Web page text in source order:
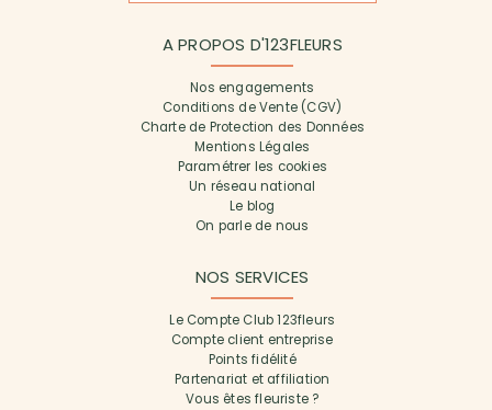
A PROPOS D'123FLEURS
Nos engagements
Conditions de Vente (CGV)
Charte de Protection des Données
Mentions Légales
Paramétrer les cookies
Un réseau national
Le blog
On parle de nous
NOS SERVICES
Le Compte Club 123fleurs
Compte client entreprise
Points fidélité
Partenariat et affiliation
Vous êtes fleuriste ?